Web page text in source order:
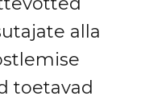
alla
toetavad